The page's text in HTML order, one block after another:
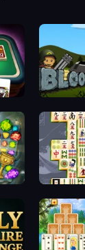
Bloons
Mahjong